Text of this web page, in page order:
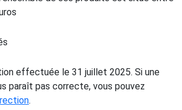
effectuée le 31 juillet 2025. Si une
paraît pas correcte, vous pouvez
.